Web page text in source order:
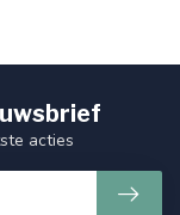
acties